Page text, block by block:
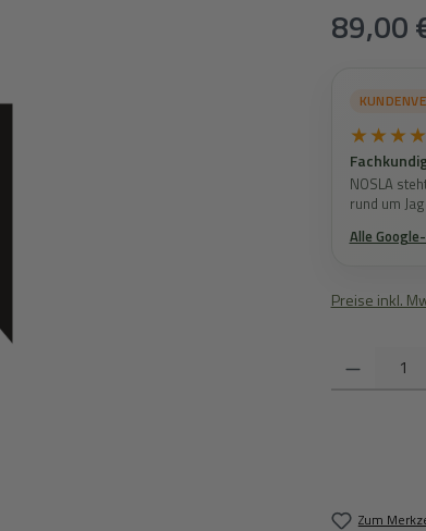
Regulärer
89,00
NOSLA
rund um
Alle
Preise inkl.
Produkt
Zum